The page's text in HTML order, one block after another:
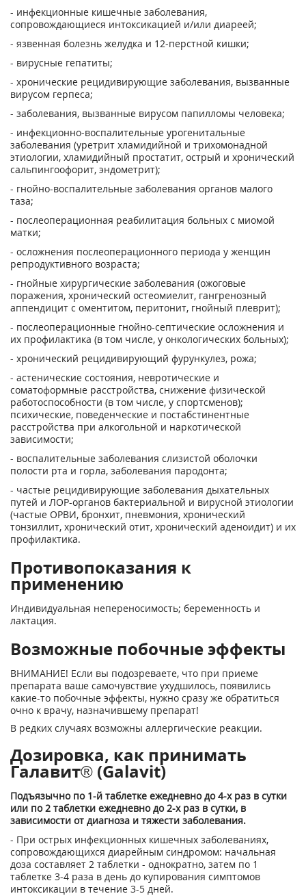
- инфекционные кишечные заболевания,
сопровождающиеся интоксикацией и/или диареей;
- язвенная болезнь желудка и 12-перстной кишки;
- вирусные гепатиты;
- хронические рецидивирующие заболевания, вызванные
вирусом герпеса;
- заболевания, вызванные вирусом папилломы человека;
- инфекционно-воспалительные урогенитальные
заболевания (уретрит хламидийной и трихомонадной
этиологии, хламидийный простатит, острый и хронический
сальпингоофорит, эндометрит);
- гнойно-воспалительные заболевания органов малого
таза;
- послеоперационная реабилитация больных с миомой
матки;
- осложнения послеоперационного периода у женщин
репродуктивного возраста;
- гнойные хирургические заболевания (ожоговые
поражения, хронический остеомиелит, гангренозный
аппендицит с оментитом, перитонит, гнойный плеврит);
- послеоперационные гнойно-септические осложнения и
их профилактика (в том числе, у онкологических больных);
- хронический рецидивирующий фурункулез, рожа;
- астенические состояния, невротические и
соматоформные расстройства, снижение физической
работоспособности (в том числе, у спортсменов);
психические, поведенческие и постабстинентные
расстройства при алкогольной и наркотической
зависимости;
- воспалительные заболевания слизистой оболочки
полости рта и горла, заболевания пародонта;
- частые рецидивирующие заболевания дыхательных
путей и ЛОР-органов бактериальной и вирусной этиологии
(частые ОРВИ, бронхит, пневмония, хронический
тонзиллит, хронический отит, хронический аденоидит) и их
профилактика.
Противопоказания к
применению
Индивидуальная непереносимость; беременность и
лактация.
Возможные побочные эффекты
ВНИМАНИЕ! Если вы подозреваете, что при приеме
препарата ваше самочувствие ухудшилось, появились
какие-то побочные эффекты, нужно сразу же обратиться
очно к врачу, назначившему препарат!
В редких случаях возможны аллергические реакции.
Дозировка, как принимать
Галавит® (Galavit)
Подъязычно по 1-й таблетке ежедневно до 4-х раз в сутки
или по 2 таблетки ежедневно до 2-х раз в сутки, в
зависимости от диагноза и тяжести заболевания.
- При острых инфекционных кишечных заболеваниях,
сопровождающихся диарейным синдромом: начальная
доза составляет 2 таблетки - однократно, затем по 1
таблетке 3-4 раза в день до купирования симптомов
интоксикации в течение 3-5 дней.